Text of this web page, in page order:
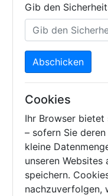
Gib den
Abschicken
Cookies
Ihr Browser bietet
– sofern Sie
kleine
unseren
speichern.
nachzuverfolgen,